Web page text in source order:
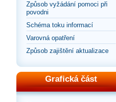
Způsob vyžádání pomoci při
povodni
Schéma toku informací
Varovná opatření
Způsob zajištění aktualizace
Grafická část